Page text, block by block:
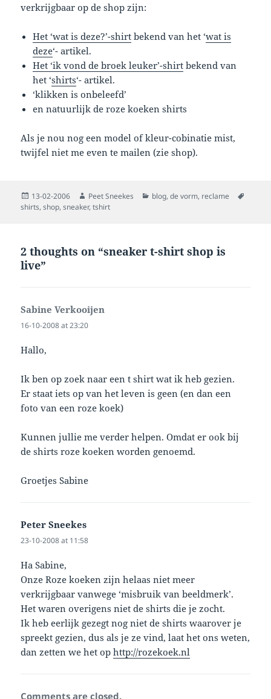
verkrijgbaar op de shop zijn:
Het ‘wat is deze?’-shirt bekend van het ‘wat is
deze‘- artikel.
Het ‘ik vond de broek leuker’-shirt bekend van
het ‘shirts‘- artikel.
‘klikken is onbeleefd’
en natuurlijk de roze koeken shirts
Als je nou nog een model of kleur-cobinatie mist,
twijfel niet me even te mailen (zie shop).
Posted
on
13-02-2006 Author
Peet Sneekes Categories
blog,de vorm, reclame
shirts,shop,sneaker,tshirt
2 thoughts on “sneaker t-shirt shop is
live”
Sabine Verkooijen
16-10-2008 at 23:20
Hallo,
Ik ben op zoek naar een t shirt wat ik heb gezien.
Er staat iets op van het leven is geen (en dan een
foto van een roze koek)
Kunnen jullie me verder helpen. Omdat er ook bij
de shirts roze koeken worden genoemd.
Groetjes Sabine
Peter Sneekes
23-10-2008 at 11:58
Ha Sabine,
Onze Roze koeken zijn helaas niet meer
verkrijgbaar vanwege ‘misbruik van beeldmerk’.
Het waren overigens niet de shirts die je zocht.
Ik heb eerlijk gezegt nog niet de shirts waarover je
spreekt gezien, dus als je ze vind, laat het ons weten,
dan zetten we het ophttp://rozekoek.nl
Comments are closed.